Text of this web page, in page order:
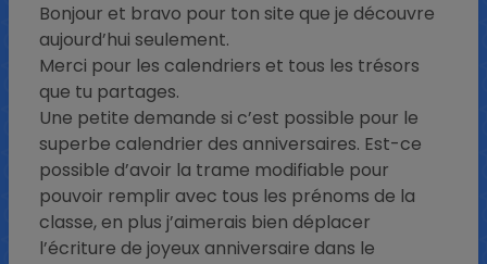
Bonjour et bravo pour ton site que je découvre
aujourd’hui seulement.
Merci pour les calendriers et tous les trésors
que tu partages.
Une petite demande si c’est possible pour le
superbe calendrier des anniversaires. Est-ce
possible d’avoir la trame modifiable pour
pouvoir remplir avec tous les prénoms de la
classe, en plus j’aimerais bien déplacer
l’écriture de joyeux anniversaire dans le